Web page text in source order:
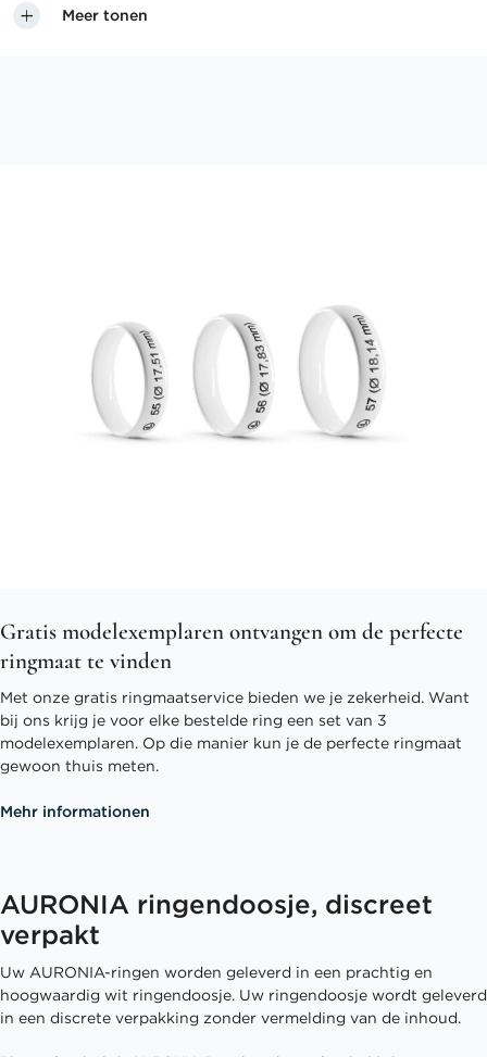
Meer tonen
Gratis modelexemplaren ontvangen om de perfecte
ringmaat te vinden
Met onze gratis ringmaatservice bieden we je zekerheid. Want
bij ons krijg je voor elke bestelde ring een set van 3
modelexemplaren. Op die manier kun je de perfecte ringmaat
gewoon thuis meten.
Mehr informationen
AURONIA ringendoosje, discreet
verpakt
Uw AURONIA-ringen worden geleverd in een prachtig en
hoogwaardig wit ringendoosje. Uw ringendoosje wordt geleverd
in een discrete verpakking zonder vermelding van de inhoud.